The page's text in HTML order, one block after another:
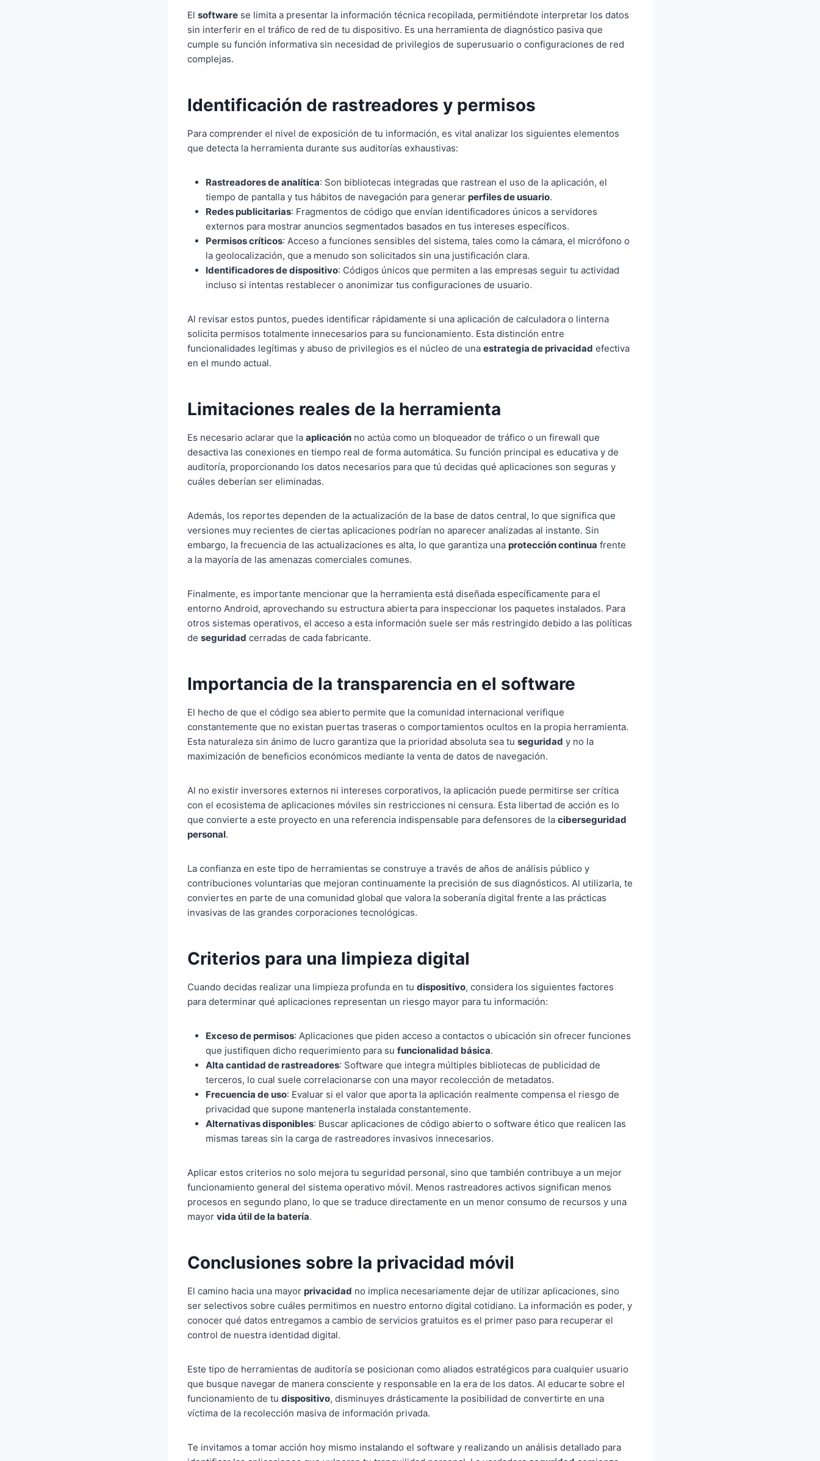
El software se limita a presentar la información técnica recopilada, permitiéndote interpretar los datos
sin interferir en el tráfico de red de tu dispositivo. Es una herramienta de diagnóstico pasiva que
cumple su función informativa sin necesidad de privilegios de superusuario o configuraciones de red
complejas.
Identificación de rastreadores y permisos
Para comprender el nivel de exposición de tu información, es vital analizar los siguientes elementos
que detecta la herramienta durante sus auditorías exhaustivas:
Rastreadores de analítica: Son bibliotecas integradas que rastrean el uso de la aplicación, el
tiempo de pantalla y tus hábitos de navegación para generar perfiles de usuario.
Redes publicitarias: Fragmentos de código que envían identificadores únicos a servidores
externos para mostrar anuncios segmentados basados en tus intereses específicos.
Permisos críticos: Acceso a funciones sensibles del sistema, tales como la cámara, el micrófono o
la geolocalización, que a menudo son solicitados sin una justificación clara.
Identificadores de dispositivo: Códigos únicos que permiten a las empresas seguir tu actividad
incluso si intentas restablecer o anonimizar tus configuraciones de usuario.
Al revisar estos puntos, puedes identificar rápidamente si una aplicación de calculadora o linterna
solicita permisos totalmente innecesarios para su funcionamiento. Esta distinción entre
funcionalidades legítimas y abuso de privilegios es el núcleo de una estrategia de privacidad efectiva
en el mundo actual.
Limitaciones reales de la herramienta
Es necesario aclarar que la aplicación no actúa como un bloqueador de tráfico o un firewall que
desactiva las conexiones en tiempo real de forma automática. Su función principal es educativa y de
auditoría, proporcionando los datos necesarios para que tú decidas qué aplicaciones son seguras y
cuáles deberían ser eliminadas.
Además, los reportes dependen de la actualización de la base de datos central, lo que significa que
versiones muy recientes de ciertas aplicaciones podrían no aparecer analizadas al instante. Sin
embargo, la frecuencia de las actualizaciones es alta, lo que garantiza una protección continua frente
a la mayoría de las amenazas comerciales comunes.
Finalmente, es importante mencionar que la herramienta está diseñada específicamente para el
entorno Android, aprovechando su estructura abierta para inspeccionar los paquetes instalados. Para
otros sistemas operativos, el acceso a esta información suele ser más restringido debido a las políticas
de seguridad cerradas de cada fabricante.
Importancia de la transparencia en el software
El hecho de que el código sea abierto permite que la comunidad internacional verifique
constantemente que no existan puertas traseras o comportamientos ocultos en la propia herramienta.
Esta naturaleza sin ánimo de lucro garantiza que la prioridad absoluta sea tu seguridad y no la
maximización de beneficios económicos mediante la venta de datos de navegación.
Al no existir inversores externos ni intereses corporativos, la aplicación puede permitirse ser crítica
con el ecosistema de aplicaciones móviles sin restricciones ni censura. Esta libertad de acción es lo
que convierte a este proyecto en una referencia indispensable para defensores de la ciberseguridad
personal.
La confianza en este tipo de herramientas se construye a través de años de análisis público y
contribuciones voluntarias que mejoran continuamente la precisión de sus diagnósticos. Al utilizarla, te
conviertes en parte de una comunidad global que valora la soberanía digital frente a las prácticas
invasivas de las grandes corporaciones tecnológicas.
Criterios para una limpieza digital
Cuando decidas realizar una limpieza profunda en tu dispositivo, considera los siguientes factores
para determinar qué aplicaciones representan un riesgo mayor para tu información:
Exceso de permisos: Aplicaciones que piden acceso a contactos o ubicación sin ofrecer funciones
que justifiquen dicho requerimiento para su funcionalidad básica.
Alta cantidad de rastreadores: Software que integra múltiples bibliotecas de publicidad de
terceros, lo cual suele correlacionarse con una mayor recolección de metadatos.
Frecuencia de uso: Evaluar si el valor que aporta la aplicación realmente compensa el riesgo de
privacidad que supone mantenerla instalada constantemente.
Alternativas disponibles: Buscar aplicaciones de código abierto o software ético que realicen las
mismas tareas sin la carga de rastreadores invasivos innecesarios.
Aplicar estos criterios no solo mejora tu seguridad personal, sino que también contribuye a un mejor
funcionamiento general del sistema operativo móvil. Menos rastreadores activos significan menos
procesos en segundo plano, lo que se traduce directamente en un menor consumo de recursos y una
mayor vida útil de la batería.
Conclusiones sobre la privacidad móvil
El camino hacia una mayor privacidad no implica necesariamente dejar de utilizar aplicaciones, sino
ser selectivos sobre cuáles permitimos en nuestro entorno digital cotidiano. La información es poder, y
conocer qué datos entregamos a cambio de servicios gratuitos es el primer paso para recuperar el
control de nuestra identidad digital.
Este tipo de herramientas de auditoría se posicionan como aliados estratégicos para cualquier usuario
que busque navegar de manera consciente y responsable en la era de los datos. Al educarte sobre el
funcionamiento de tu dispositivo, disminuyes drásticamente la posibilidad de convertirte en una
víctima de la recolección masiva de información privada.
Te invitamos a tomar acción hoy mismo instalando el software y realizando un análisis detallado para